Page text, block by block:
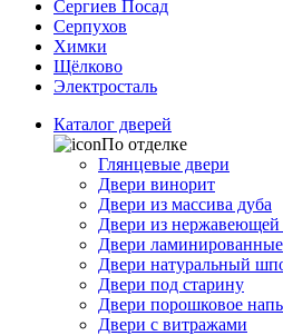
Сергиев Посад
Серпухов
Химки
Щёлково
Электросталь
Каталог дверей
По отделке
Глянцевые двери
Двери винорит
Двери из массива дуба
Двери из нержавеющей
Двери ламинированные
Двери натуральный
Двери под старину
Двери порошковое
Двери с витражами